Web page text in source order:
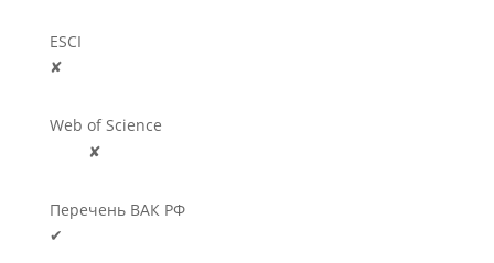
ESCI
✘
Web of Science
✘
Перечень ВАК РФ
✔